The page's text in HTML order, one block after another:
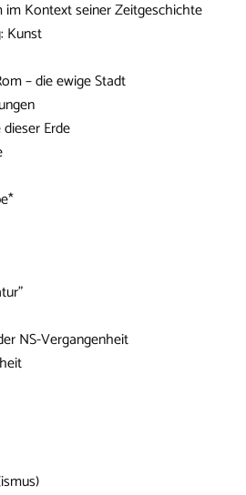
im Kontext seiner Zeitgeschichte
Kunst
– die ewige Stadt
Erde
NS-Vergangenheit